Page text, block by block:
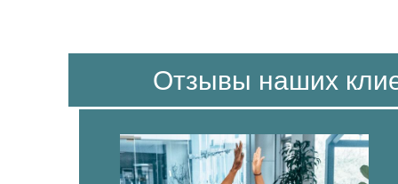
Отзывы наших
Я хочу поделиться своей историей и выразить